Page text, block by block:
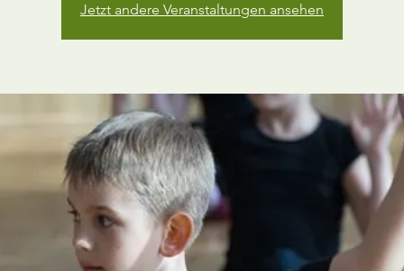
Jetzt andere Veranstaltungen ansehen